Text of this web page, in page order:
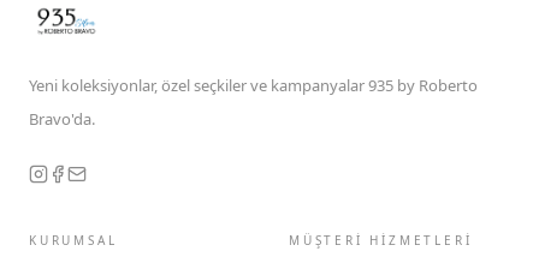
Yeni koleksiyonlar, özel seçkiler ve kampanyalar 935 by Roberto
Bravo'da.
KURUMSAL MÜŞTERİ HİZMETLERİ